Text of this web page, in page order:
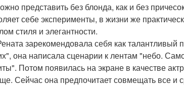
представить без блонда, как и без
себе эксперименты, в жизни же
стиля и элегантности.
зарекомендовала себя как талантливый
она написала сценарии к лентам "небо.
Потом появилась на экране в качестве
Сейчас она предпочитает совмещать все и